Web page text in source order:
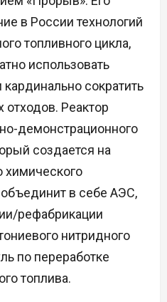
в России технологий
топливного цикла,
использовать
сократить
Реактор
демонстрационного
создается на
химического
в себе АЭС,
рефабрикации
нитридного
по переработке
топлива.